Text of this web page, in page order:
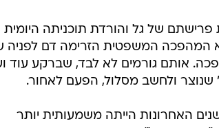
בחירה" של אילה חסון וויתור על גל
גיא לרר אולי, שהצליחו להביא צופי הימין - הותיר בפני
נותרו נאמנים לרצועות של השניים,
שמעוז נוסף כבר נכבש סופית על ידי